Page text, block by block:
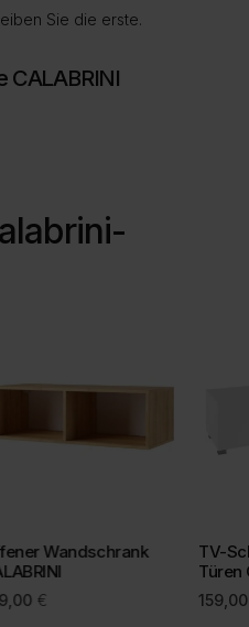
Sie die erste.
CALABRINI
Wandschrank
€
TV-
Türen